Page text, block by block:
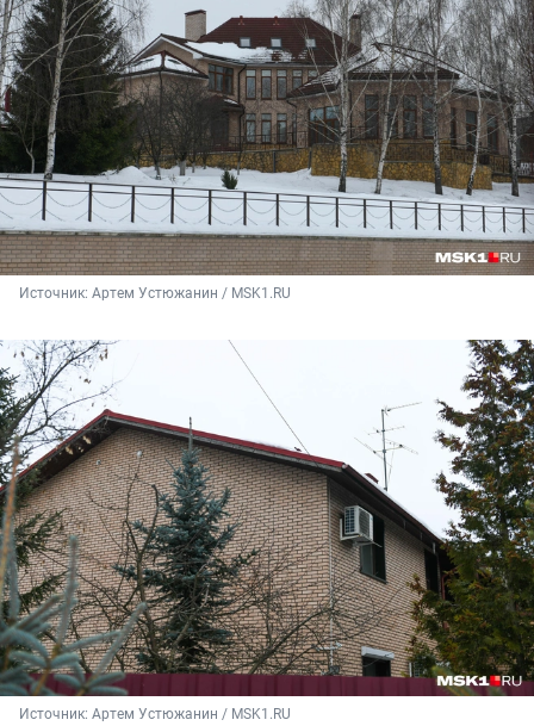
Источник: Артем Устюжанин / MSK1.RU
Источник: Артем Устюжанин / MSK1.RU